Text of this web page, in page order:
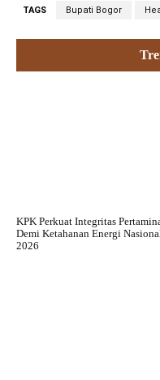
TAGS Bupati Bogor
KPK Perkuat Integritas
Demi Ketahanan Energi
2026